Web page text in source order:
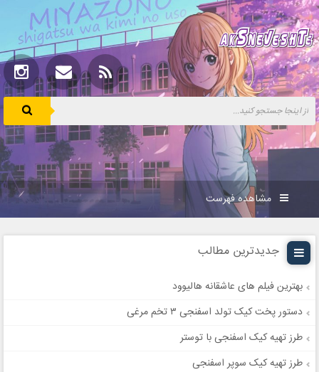
مشاهده فهرست
جدیدترین مطالب
بهترین فیلم های عاشقانه هالیوود
دستور پخت کیک تولد اسفنجی ۳ تخم مرغی
طرز تهیه کیک اسفنجی با توستر
طرز تهیه کیک سوپر اسفنجی